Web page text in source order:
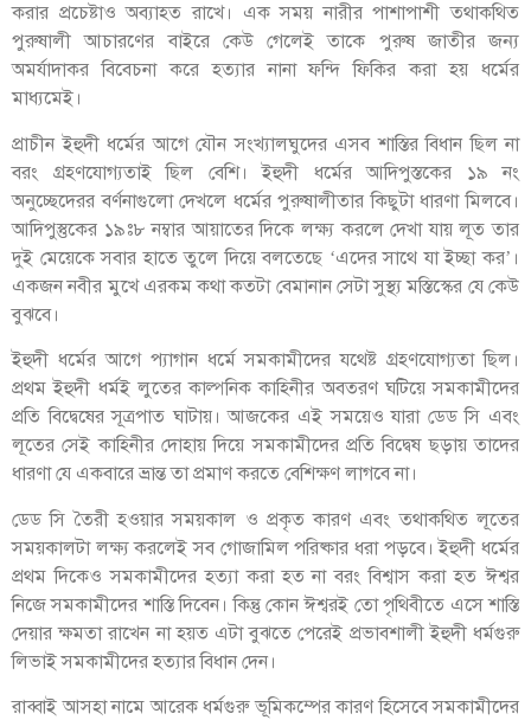
করার প্রচেষ্টাও অব্যাহত রাখে। এক সময় নারীর পাশাপাশী তথাকথিত
পুরুষালী আচারণের বাইরে কেউ গেলেই তাকে পুরুষ জাতীর জন্য
অমর্যাদাকর বিবেচনা করে হত্যার নানা ফন্দি ফিকির করা হয় ধর্মের
মাধ্যমেই।
প্রাচীন ইহুদী ধর্মের আগে যৌন সংখ্যালঘুদের এসব শাস্তির বিধান ছিল না
বরং গ্রহণযোগ্যতাই ছিল বেশি। ইহুদী ধর্মের আদিপুস্তকের ১৯ নং
অনুচ্ছেদেরর বর্ণনাগুলো দেখলে ধর্মের পুরুষালীতার কিছুটা ধারণা মিলবে।
আদিপুস্তুকের ১৯ঃ৮ নম্বার আয়াতের দিকে লক্ষ্য করলে দেখা যায় লূত তার
দুই মেয়েকে সবার হাতে তুলে দিয়ে বলতেছে ‘এদের সাথে যা ইচ্ছা কর’।
একজন নবীর মুখে এরকম কথা কতটা বেমানান সেটা সুস্থ্য মস্তিস্কের যে কেউ
বুঝবে।
ইহুদী ধর্মের আগে প্যাগান ধর্মে সমকামীদের যথেষ্ট গ্রহণযোগ্যতা ছিল।
প্রথম ইহুদী ধর্মই লুতের কাল্পনিক কাহিনীর অবতরণ ঘটিয়ে সমকামীদের
প্রতি বিদ্বেষের সূত্রপাত ঘাটায়। আজকের এই সময়েও যারা ডেড সি এবং
লূতের সেই কাহিনীর দোহায় দিয়ে সমকামীদের প্রতি বিদ্বেষ ছড়ায় তাদের
ধারণা যে একবারে ভ্রান্ত তা প্রমাণ করতে বেশিক্ষণ লাগবে না।
ডেড সি তৈরী হওয়ার সময়কাল ও প্রকৃত কারণ এবং তথাকথিত লূতের
সময়কালটা লক্ষ্য করলেই সব গোজামিল পরিষ্কার ধরা পড়বে। ইহুদী ধর্মের
প্রথম দিকেও সমকামীদের হত্যা করা হত না বরং বিশ্বাস করা হত ঈশ্বর
নিজে সমকামীদের শাস্তি দিবেন। কিন্তু কোন ঈশ্বরই তো পৃথিবীতে এসে শাস্তি
দেয়ার ক্ষমতা রাখেন না হয়ত এটা বুঝতে পেরেই প্রভাবশালী ইহুদী ধর্মগুরু
লিভাই সমকামীদের হত্যার বিধান দেন।
রাব্বাই আসহা নামে আরেক ধর্মগুরু ভূমিকম্পের কারণ হিসেবে সমকামীদের